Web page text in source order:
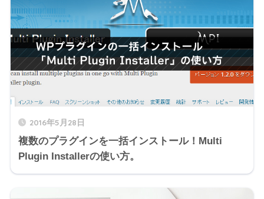
2016年5月28日
複数のプラグインを一括インストール！Multi
Plugin Installerの使い方。